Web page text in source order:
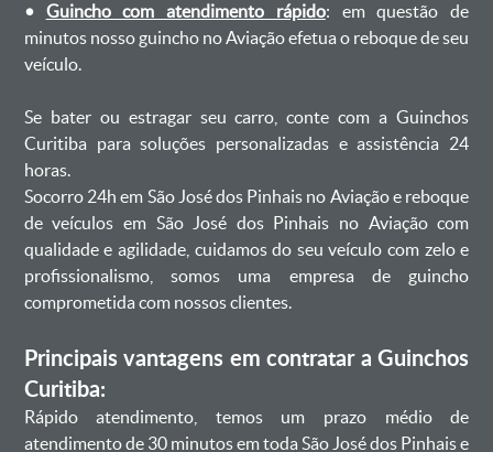
• Guincho com atendimento rápido: em questão de
minutos nosso guincho no Aviação efetua o reboque de seu
veículo.
Se bater ou estragar seu carro, conte com a Guinchos
Curitiba para soluções personalizadas e assistência 24
horas.
Socorro 24h em São José dos Pinhais no Aviação e reboque
de veículos em São José dos Pinhais no Aviação com
qualidade e agilidade, cuidamos do seu veículo com zelo e
profissionalismo, somos uma empresa de guincho
comprometida com nossos clientes.
Principais vantagens em contratar a Guinchos
Curitiba:
Rápido atendimento, temos um prazo médio de
atendimento de 30 minutos em toda São José dos Pinhais e